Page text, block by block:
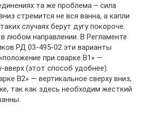
та же проблема – сила
стремится не вся ванна, а капли
случаях берут дугу покороче.
любом направлении. В Регламенте
РД 03-495-02 эти варианты
при сварке В1» —
вверх (этот способ удобнее).
В2» — вертикальное сверху вниз,
так как здесь необходим жесткий